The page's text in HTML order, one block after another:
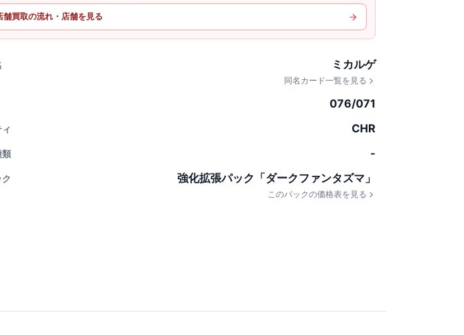
舗買取の流れ・店舗を見る
ミカルゲ
同名カード一覧を見る
076/071
CHR
類 -
強化拡張パック「ダークファンタズマ」
このパックの価格表を見る